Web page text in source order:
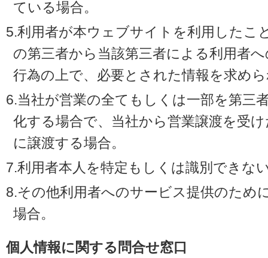
ている場合。
5.利用者が本ウェブサイトを利用したこ
の第三者から当該第三者による利用者
行為の上で、必要とされた情報を求め
6.当社が営業の全てもしくは一部を第三
化する場合で、当社から営業譲渡を受
に譲渡する場合。
7.利用者本人を特定もしくは識別できな
8.その他利用者へのサービス提供のため
場合。
個人情報に関する問合せ窓口